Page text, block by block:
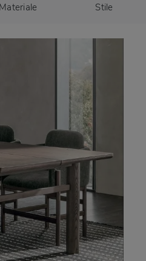
Materiale Stile